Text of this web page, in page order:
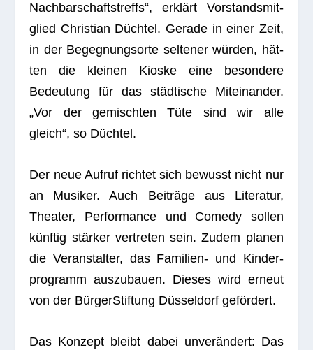
Nach­bar­schafts­treffs“, erklärt Vor­stands­mit­
glied Chris­tian Düch­tel. Gerade in einer Zeit,
in der Begeg­nungs­orte sel­te­ner wür­den, hät­
ten die klei­nen Kioske eine beson­dere
Bedeu­tung für das städ­ti­sche Mit­ein­an­der.
„Vor der gemisch­ten Tüte sind wir alle
gleich“, so Düchtel.
Der neue Auf­ruf rich­tet sich bewusst nicht nur
an Musi­ker. Auch Bei­träge aus Lite­ra­tur,
Thea­ter, Per­for­mance und Comedy sol­len
künf­tig stär­ker ver­tre­ten sein. Zudem pla­nen
die Ver­an­stal­ter, das Fami­lien- und Kin­der­
pro­gramm aus­zu­bauen. Die­ses wird erneut
von der Bür­ger­Stif­tung Düs­sel­dorf gefördert.
Das Kon­zept bleibt dabei unver­än­dert: Das